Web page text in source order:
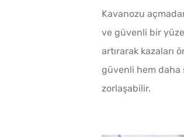
Kavanozu
ve güvenli bir
artırarak kazaları
güvenli hem daha
zorlaşabilir.